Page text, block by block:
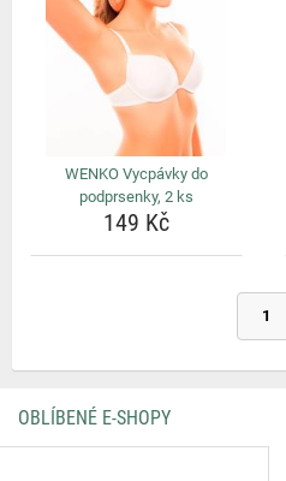
WENKO Vycpávky do
podprsenky, 2 ks
149 Kč
1
OBLÍBENÉ E-SHOPY